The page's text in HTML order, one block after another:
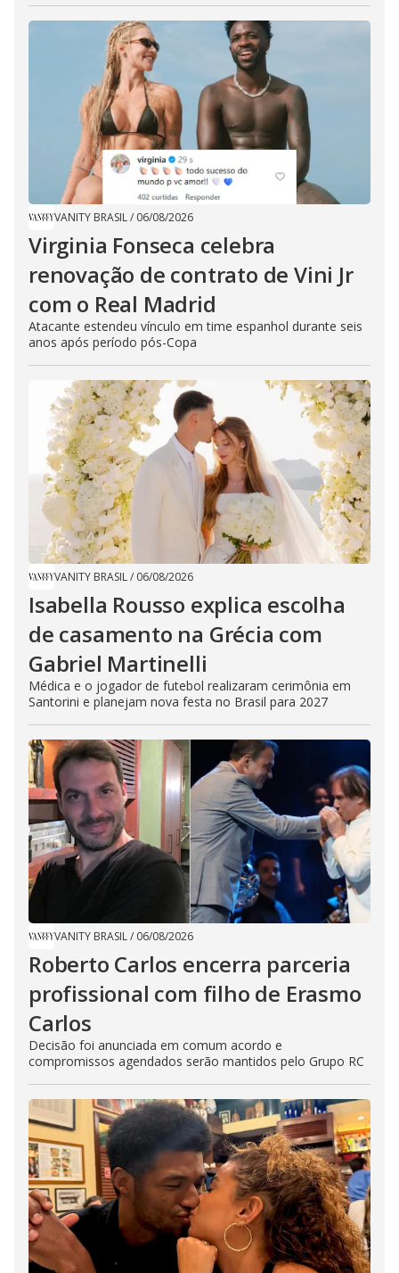
VANITY BRASIL/ 06/08/2026
Virginia Fonseca celebra
renovação de contrato de Vini Jr
com o Real Madrid
Atacante estendeu vínculo em time espanhol durante seis
anos após período pós-Copa
VANITY BRASIL/ 06/08/2026
Isabella Rousso explica escolha
de casamento na Grécia com
Gabriel Martinelli
Médica e o jogador de futebol realizaram cerimônia em
Santorini e planejam nova festa no Brasil para 2027
VANITY BRASIL/ 06/08/2026
Roberto Carlos encerra parceria
profissional com filho de Erasmo
Carlos
Decisão foi anunciada em comum acordo e
compromissos agendados serão mantidos pelo Grupo RC